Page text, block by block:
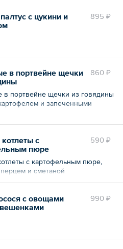
895 ₽
с цукини и
860 ₽
в портвейне щечки
в портвейне щечки из говядины
и запеченными
590 ₽
с
пюре
с картофельным пюре,
и сметаной
990 ₽
с овощами